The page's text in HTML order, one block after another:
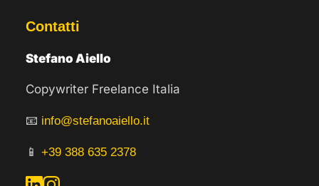
Contatti
Stefano Aiello
Copywriter Freelance Italia
📧 info@stefanoaiello.it
📱 +39 388 635 2378